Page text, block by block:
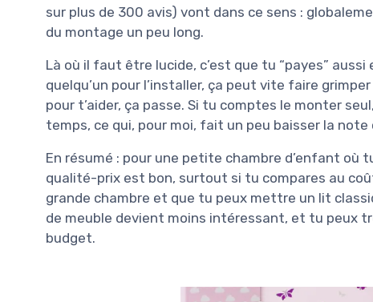
sur plus de 300 avis) vont dans ce sens :
du montage un peu long.
Là où il faut être lucide, c’est que tu “payes”
quelqu’un pour l’installer, ça peut vite faire
pour t’aider, ça passe. Si tu comptes le monter
temps, ce qui, pour moi, fait un peu baisser la
En résumé : pour une petite chambre d’enfant où
qualité-prix est bon, surtout si tu compares au
grande chambre et que tu peux mettre un lit
de meuble devient moins intéressant, et tu peux
budget.